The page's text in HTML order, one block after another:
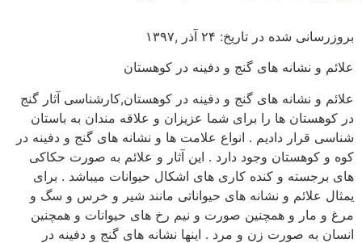
بروزرسانی شده در تاریخ: ۲۴ آذر ,۱۳۹۷
علائم و نشانه های گنج و دفینه در کوهستان
علائم و نشانه های گنج و دفینه در کوهستان,کارشناسی آثار گنج
در کوهستان ها را برای شما عزیزان و علاقه مندان به باستان
شناسی قرار دادیم . انواع علامت ها و نشانه های گنج و دفینه در
کوه و کوهستان وجود دارد . این آثار و علائم به صورت حکاکی
های برجسته و کنده کاری های اشکال حیوانات میباشد . برای
یمثال علائم و نشانه های حیواناتی مانند شیر و خرس و سگ و
مرغ و مار و همچنین صورت و نیم رخ های حیوانات و همچنین
انسان به صورت زن و مرد . اینها نشانه های گنج و دفینه در